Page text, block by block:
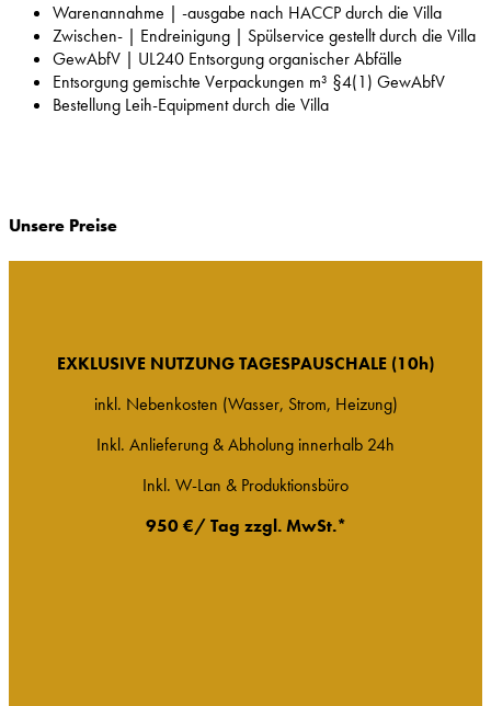
Warenannahme | -ausgabe nach HACCP durch die Villa
Zwischen- | Endreinigung | Spülservice gestellt durch die Villa
GewAbfV | UL240 Entsorgung organischer Abfälle
Entsorgung gemischte Verpackungen m³ §4(1) GewAbfV
Bestellung Leih-Equipment durch die Villa
Unsere Preise
EXKLUSIVE NUTZUNG TAGESPAUSCHALE (10h)
inkl. Nebenkosten (Wasser, Strom, Heizung)
Inkl. Anlieferung & Abholung innerhalb 24h
Inkl. W-Lan & Produktionsbüro
950 €/ Tag zzgl. MwSt.*